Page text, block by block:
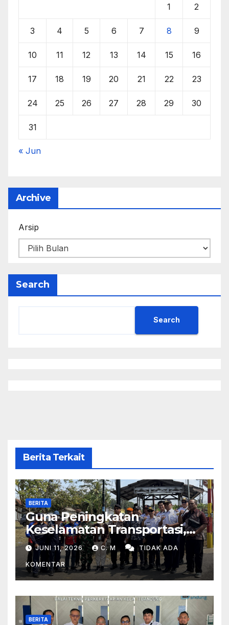
1 2
3 4 5 6 7 8 9
10 11 12 13 14 15 16
17 18 19 20 21 22 23
24 25 26 27 28 29 30
31
« Jun
Archive
Arsip
Search
Search
Berita Terkait
BERITA
Guna Peningkatan
Keselamatan Transportasi,
Peninjauan Lapangan
Perlintasan Kereta Api Di
Wilayah Tasikmalaya
JUNI 11, 2026 C. M TIDAK ADA
KOMENTAR
BERITA